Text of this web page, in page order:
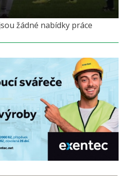
žádné nabídky práce